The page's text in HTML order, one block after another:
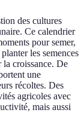
des cultures
Ce calendrier
pour semer,
les semences
la croissance. De
une
récoltes. Des
agricoles avec
mais aussi